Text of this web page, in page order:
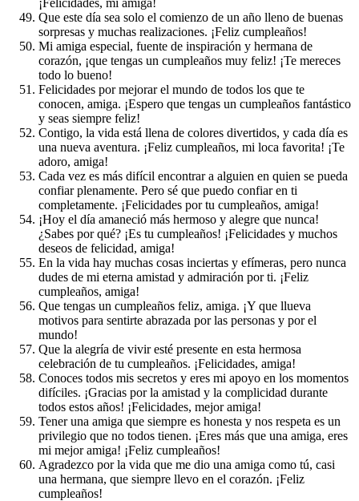
Que este día sea solo el comienzo de un año lleno de buenas
sorpresas y muchas realizaciones. ¡Feliz cumpleaños!
Mi amiga especial, fuente de inspiración y hermana de
corazón, ¡que tengas un cumpleaños muy feliz! ¡Te mereces
todo lo bueno!
Felicidades por mejorar el mundo de todos los que te
conocen, amiga. ¡Espero que tengas un cumpleaños fantástico
y seas siempre feliz!
Contigo, la vida está llena de colores divertidos, y cada día es
una nueva aventura. ¡Feliz cumpleaños, mi loca favorita! ¡Te
adoro, amiga!
Cada vez es más difícil encontrar a alguien en quien se pueda
confiar plenamente. Pero sé que puedo confiar en ti
completamente. ¡Felicidades por tu cumpleaños, amiga!
¡Hoy el día amaneció más hermoso y alegre que nunca!
¿Sabes por qué? ¡Es tu cumpleaños! ¡Felicidades y muchos
deseos de felicidad, amiga!
En la vida hay muchas cosas inciertas y efímeras, pero nunca
dudes de mi eterna amistad y admiración por ti. ¡Feliz
cumpleaños, amiga!
Que tengas un cumpleaños feliz, amiga. ¡Y que llueva
motivos para sentirte abrazada por las personas y por el
mundo!
Que la alegría de vivir esté presente en esta hermosa
celebración de tu cumpleaños. ¡Felicidades, amiga!
Conoces todos mis secretos y eres mi apoyo en los momentos
difíciles. ¡Gracias por la amistad y la complicidad durante
todos estos años! ¡Felicidades, mejor amiga!
Tener una amiga que siempre es honesta y nos respeta es un
privilegio que no todos tienen. ¡Eres más que una amiga, eres
mi mejor amiga! ¡Feliz cumpleaños!
Agradezco por la vida que me dio una amiga como tú, casi
una hermana, que siempre llevo en el corazón. ¡Feliz
cumpleaños!